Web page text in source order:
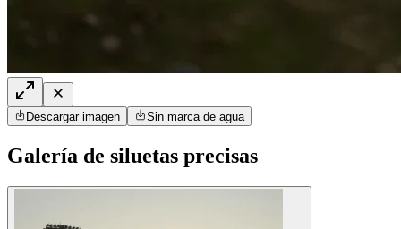
Descargar imagen Sin marca de agua
Galería de siluetas precisas